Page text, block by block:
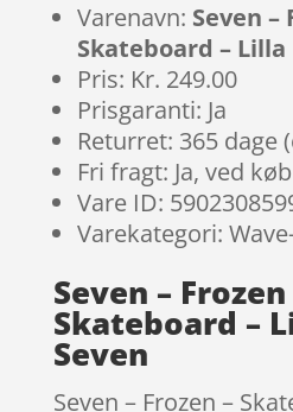
Varenavn: Seven –
Skateboard – Lilla
Pris: Kr. 249.00
Prisgaranti: Ja
Returret: 365 dage
Fri fragt: Ja, ved
Vare ID:
Varekategori:
Seven – Frozen
Skateboard –
Seven
Seven – Frozen –